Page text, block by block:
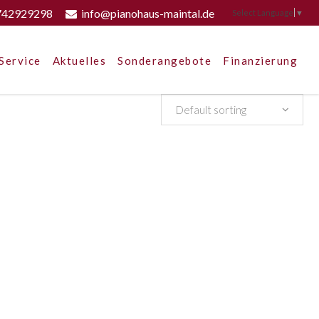
info@pianohaus-maintal.de Select Language ▼
Aktuelles Sonderangebote Finanzierung
Default sorting